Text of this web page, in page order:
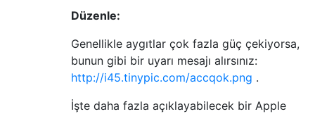
Düzenle:
Genellikle aygıtlar çok fazla güç çekiyorsa,
bunun gibi bir uyarı mesajı alırsınız:
http://i45.tinypic.com/accqok.png .
İşte daha fazla açıklayabilecek bir Apple